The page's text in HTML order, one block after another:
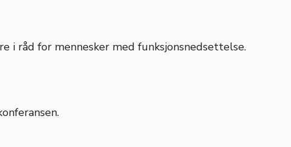
i råd for mennesker med funksjonsnedsettelse.